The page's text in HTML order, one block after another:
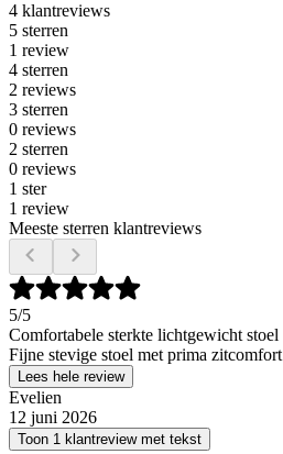
4 klantreviews
5 sterren
1 review
4 sterren
2 reviews
3 sterren
0 reviews
2 sterren
0 reviews
1 ster
1 review
Meeste sterren klantreviews
5/5
Comfortabele sterkte lichtgewicht stoel
Fijne stevige stoel met prima zitcomfort
Lees hele review
Evelien
12 juni 2026
Toon 1 klantreview met tekst